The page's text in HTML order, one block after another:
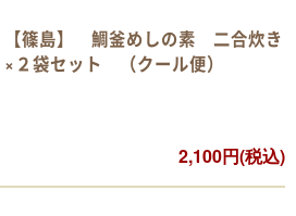
【篠島】 鯛釜めしの素 二合炊き
×２袋セット （クール便）
2,100円(税込)